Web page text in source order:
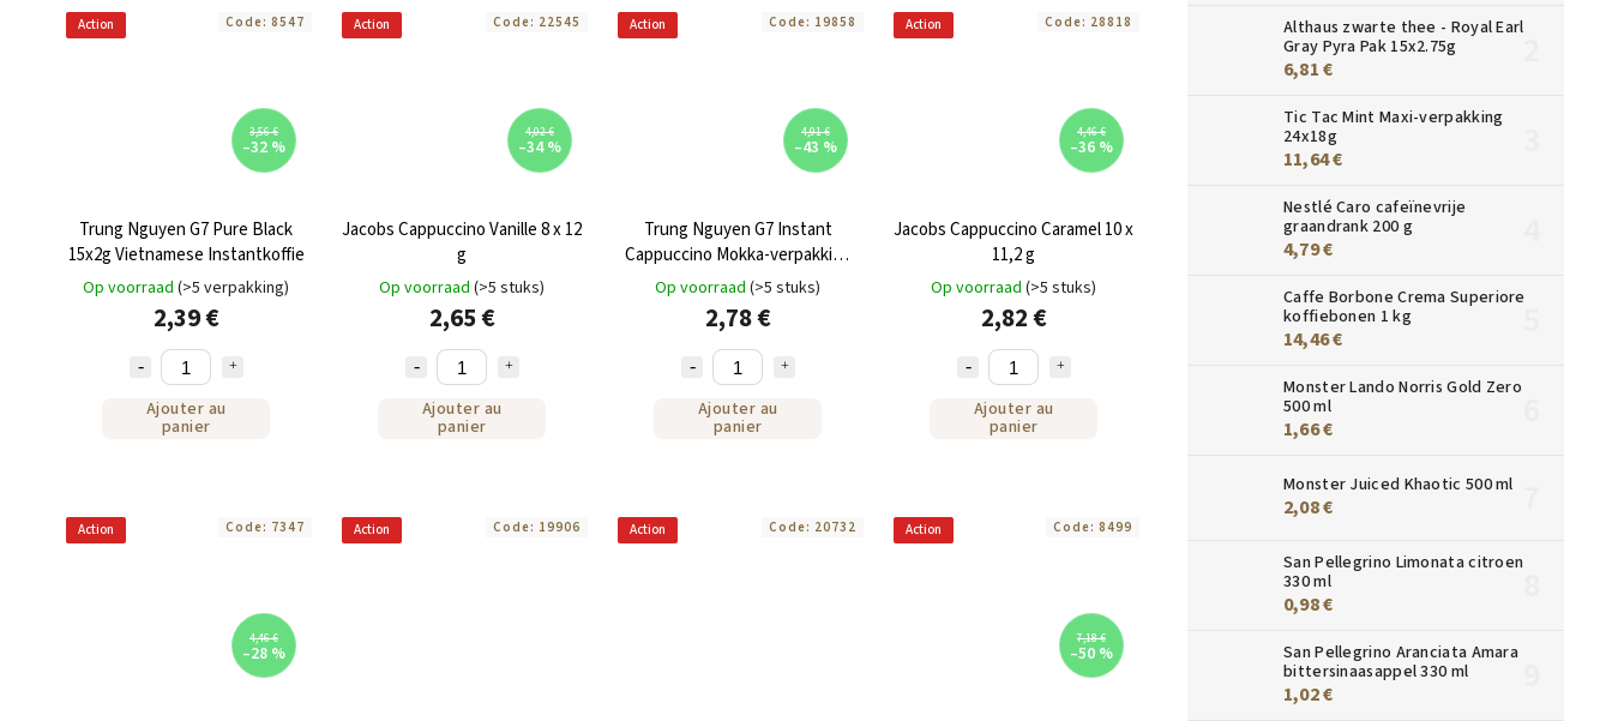
Althaus zwarte thee - Royal Earl
Gray Pyra Pak 15x2.75g
6,81 €
Tic Tac Mint Maxi-verpakking
24x18g
11,64 €
Nestlé Caro cafeïnevrije
graandrank 200 g
4,79 €
Caffe Borbone Crema Superiore
koffiebonen 1 kg
14,46 €
Monster Lando Norris Gold Zero
500 ml
1,66 €
Monster Juiced Khaotic 500 ml
2,08 €
San Pellegrino Limonata citroen
330 ml
0,98 €
San Pellegrino Aranciata Amara
bittersinaasappel 330 ml
1,02 €
Action
3,56 €
–32 %
Trung Nguyen G7 Pure Black
15x2g Vietnamese Instantkoffie
Op voorraad (>5 verpakking)
2,39 €
Ajouter au
panier
Code: 8547 Action
4,02 €
–34 %
Jacobs Cappuccino Vanille 8 x 12
g
Op voorraad (>5 stuks)
2,65 €
Ajouter au
panier
Code: 22545 Action
4,91 €
–43 %
Trung Nguyen G7 Instant
Cappuccino Mokka-verpakking
12 x 18 g
Op voorraad (>5 stuks)
2,78 €
Ajouter au
panier
Code: 19858 Action
4,46 €
–36 %
Jacobs Cappuccino Caramel 10 x
11,2 g
Op voorraad (>5 stuks)
2,82 €
Ajouter au
panier
Code: 28818
Action
4,46 €
–28 %
Code: 7347 Action Code: 19906 Action Code: 20732 Action
7,18 €
–50 %
Code: 8499